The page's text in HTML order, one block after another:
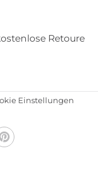
Retoure
Einstellungen